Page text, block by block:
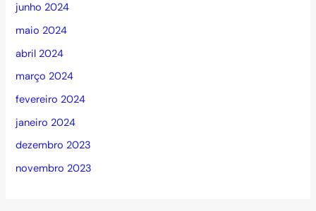
junho 2024
maio 2024
abril 2024
março 2024
fevereiro 2024
janeiro 2024
dezembro 2023
novembro 2023